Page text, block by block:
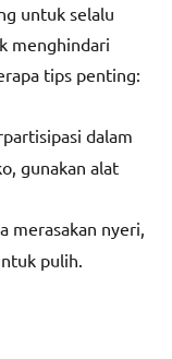
untuk selalu
menghindari
tips penting:
dalam
gunakan alat
merasakan nyeri,
pulih.